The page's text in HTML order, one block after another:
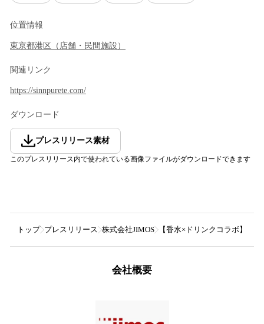
位置情報
東京都港区 （ 店舗・民間施設 ）
関連リンク
https://sinnpurete.com/
ダウンロード
プレスリリース素材
このプレスリリース内で使われている画像ファイルがダウンロードできます
トップ プレスリリース 株式会社JIMOS 【香水×ドリンクコラボ】好
会社概要